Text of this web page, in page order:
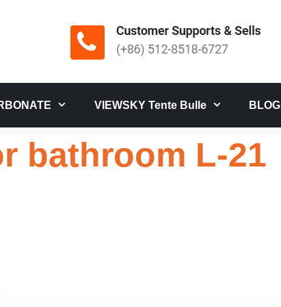
VIEWSKY Tente Bulle BLOG
bathroom L-21